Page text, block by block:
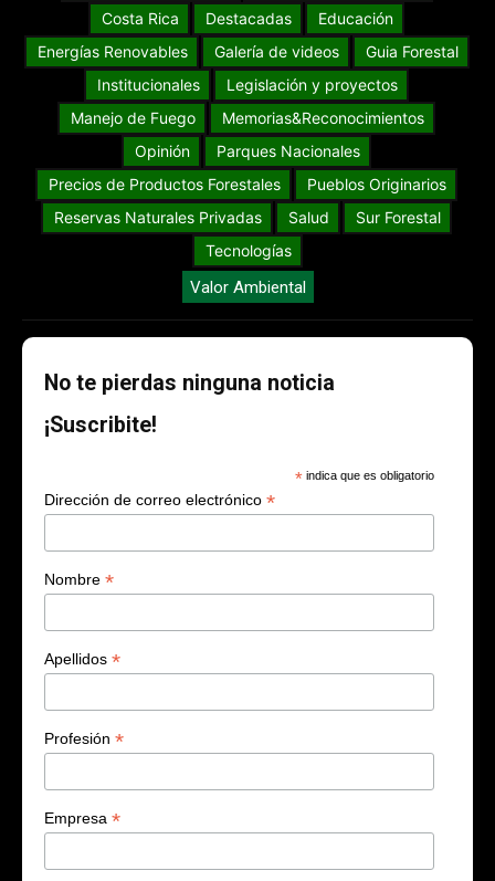
Costa Rica
Destacadas
Educación
Energías Renovables
Galería de videos
Guia Forestal
Institucionales
Legislación y proyectos
Manejo de Fuego
Memorias&Reconocimientos
Opinión
Parques Nacionales
Precios de Productos Forestales
Pueblos Originarios
Reservas Naturales Privadas
Salud
Sur Forestal
Tecnologías
Valor Ambiental
No te pierdas ninguna noticia
¡Suscribite!
* indica que es obligatorio
Dirección de correo electrónico *
Nombre *
Apellidos *
Profesión *
Empresa *